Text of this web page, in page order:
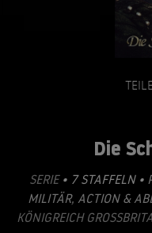
Die
SERIE • 7 STAFFELN •
MILITÄR, ACTION &
KÖNIGREICH